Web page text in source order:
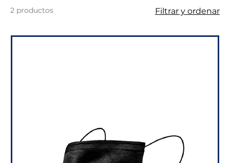
2 productos Filtrar y ordenar